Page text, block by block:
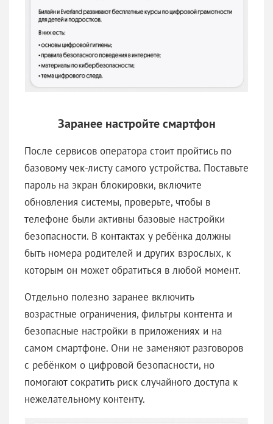
Заранее настройте смартфон
После сервисов оператора стоит пройтись по
базовому чек-листу самого устройства. Поставьте
пароль на экран блокировки, включите
обновления системы, проверьте, чтобы в
телефоне были активны базовые настройки
безопасности. В контактах у ребёнка должны
быть номера родителей и других взрослых, к
которым он может обратиться в любой момент.
Отдельно полезно заранее включить
возрастные ограничения, фильтры контента и
безопасные настройки в приложениях и на
самом смартфоне. Они не заменяют разговоров
с ребёнком о цифровой безопасности, но
помогают сократить риск случайного доступа к
нежелательному контенту.